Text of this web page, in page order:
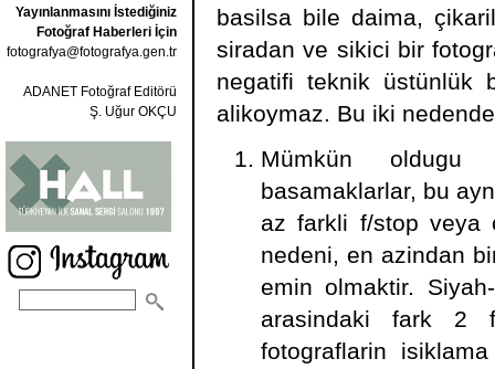
Yayınlanmasını İstediğiniz
Fotoğraf Haberleri İçin
fotografya@fotografya.gen.tr
ADANET Fotoğraf Editörü
Ş. Uğur OKÇU
basilsa bile daima,
siradan ve sikici bir
negatifi teknik üstünlük
alikoymaz. Bu iki
Mümkün oldugu
basamaklarlar, bu
az farkli f/stop veya
nedeni, en azindan
emin olmaktir.
arasindaki fark 2
fotograflarin